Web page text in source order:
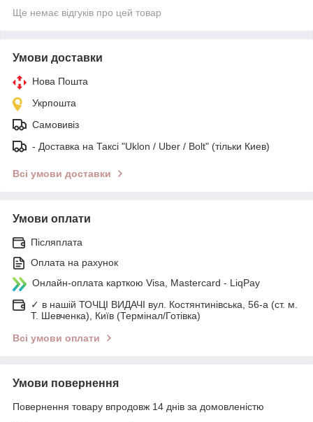
Ще немає відгуків про цей товар
Умови доставки
Нова Пошта
Укрпошта
Самовивіз
- Доставка на Таксі "Uklon / Uber / Bolt" (тільки Киев)
Всі умови доставки
Умови оплати
Післяплата
Оплата на рахунок
Онлайн-оплата карткою Visa, Mastercard - LiqPay
✓ в нашій ТОЧЦІ ВИДАЧІ вул. Костянтинівська, 56-а (ст. м.
Т. Шевченка), Київ (Термінал/Готівка)
Всі умови оплати
Умови повернення
Повернення товару впродовж 14 днів за домовленістю